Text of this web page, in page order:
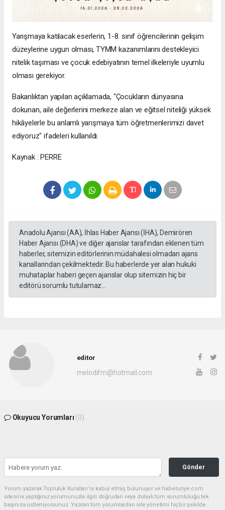
Yarışmaya katılacak eserlerin, 1-8. sınıf öğrencilerinin gelişim
düzeylerine uygun olması, TYMM kazanımlarını destekleyici
nitelik taşıması ve çocuk edebiyatının temel ilkeleriyle uyumlu
olması gerekiyor.
Bakanlıktan yapılan açıklamada, "Çocukların dünyasına
dokunan, aile değerlerini merkeze alan ve eğitsel niteliği yüksek
hikâyelerle bu anlamlı yarışmaya tüm öğretmenlerimizi davet
ediyoruz" ifadeleri kullanıldı.
Kaynak : PERRE
Anadolu Ajansı (AA), İhlas Haber Ajansı (İHA), Demirören
Haber Ajansı (DHA) ve diğer ajanslar tarafından eklenen tüm
haberler, sitemizin editörlerinin müdahalesi olmadan ajans
kanallarından çekilmektedir. Bu haberlerde yer alan hukuki
muhataplar haberi geçen ajanslar olup sitemizin hiç bir
editörü sorumlu tutulamaz...
editor
melodifm@hotmail.com
Okuyucu Yorumları (0)
Gönder
Yorum yazarak Topluluk Kuralları’nı kabul etmiş bulunuyor ve haberunye.com
sitesine yaptığınız yorumunuzla ilgili doğrudan veya dolaylı tüm sorumluluğu tek
başınıza üstleniyorsunuz. Yazılan tüm yorumlardan site yönetimi hiçbir şekilde